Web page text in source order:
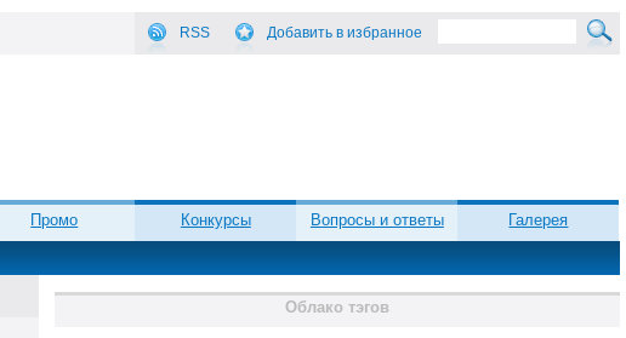
RSS Добавить в избранное
Промо Конкурсы Вопросы и ответы Галерея
Облако тэгов